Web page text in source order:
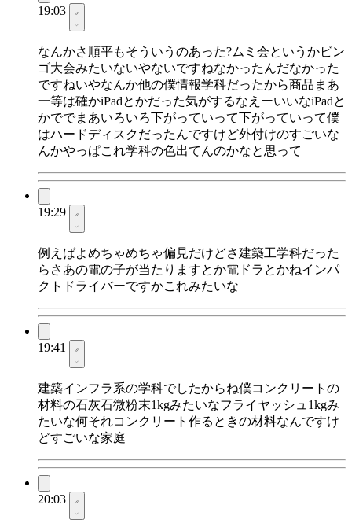
19:03
なんかさ順平もそういうのあった?ムミ会というかビン
ゴ大会みたいないやないですねなかったんだなかった
ですねいやなんか他の僕情報学科だったから商品まあ
一等は確かiPadとかだった気がするなえーいいなiPadと
かででまあいろいろ下がっていって下がっていって僕
はハードディスクだったんですけど外付けのすごいな
んかやっぱこれ学科の色出てんのかなと思って
19:29
例えばよめちゃめちゃ偏見だけどさ建築工学科だった
らさあの電の子が当たりますとか電ドラとかねインパ
クトドライバーですかこれみたいな
19:41
建築インフラ系の学科でしたからね僕コンクリートの
材料の石灰石微粉末1kgみたいなフライヤッシュ1kgみ
たいな何それコンクリート作るときの材料なんですけ
どすごいな家庭
20:03